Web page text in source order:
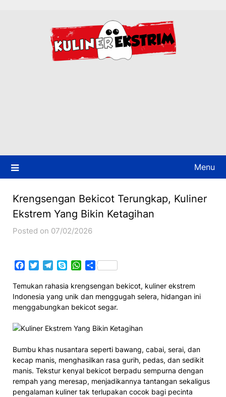
Menu
Krengsengan Bekicot Terungkap, Kuliner
Ekstrem Yang Bikin Ketagihan
Posted on 07/02/2026
Facebook
TwitterTelegram
SkypeWhatsApp
Share
Temukan rahasia krengsengan bekicot, kuliner ekstrem
Indonesia yang unik dan menggugah selera, hidangan ini
menggabungkan bekicot segar.
Bumbu khas nusantara seperti bawang, cabai, serai, dan
kecap manis, menghasilkan rasa gurih, pedas, dan sedikit
manis. Tekstur kenyal bekicot berpadu sempurna dengan
rempah yang meresap, menjadikannya tantangan sekaligus
pengalaman kuliner tak terlupakan cocok bagi pecinta